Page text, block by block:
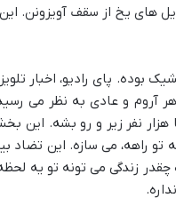
های یخ از سقف آویزونن.
بوده. پای رادیو، اخبار
آروم و عادی به نظر می
هزار نفر زیر و رو بشه. این
تو راهه، می سازه. این
چقدر زندگی می تونه تو یه